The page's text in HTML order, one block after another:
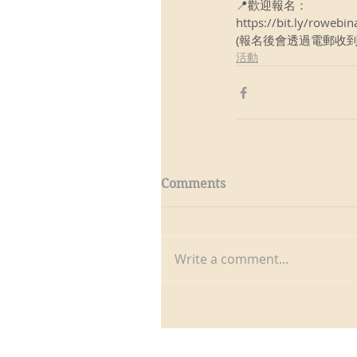
📍歡迎報名：
https://bit.ly/
(報名後會透過電郵收
活動
Comments
Write a comment...